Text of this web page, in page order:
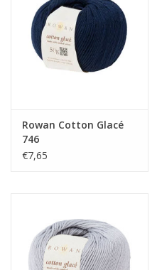
Breien en haken
Handwerk
Sale / Coupons
Cadeaubonnen
Guy's blog
Rowan Cotton Glacé
746
€7,65